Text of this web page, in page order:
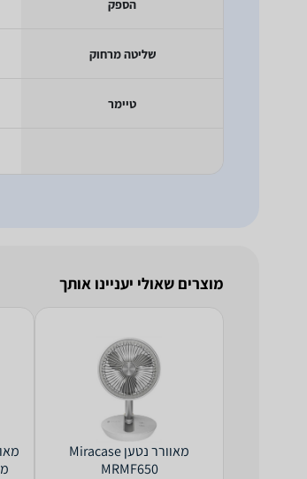
הספק
שליטה מרחוק
טיימר
מוצרים שאולי יעניינו אותך
‏מאוורר נטען Miracase
MRMF650